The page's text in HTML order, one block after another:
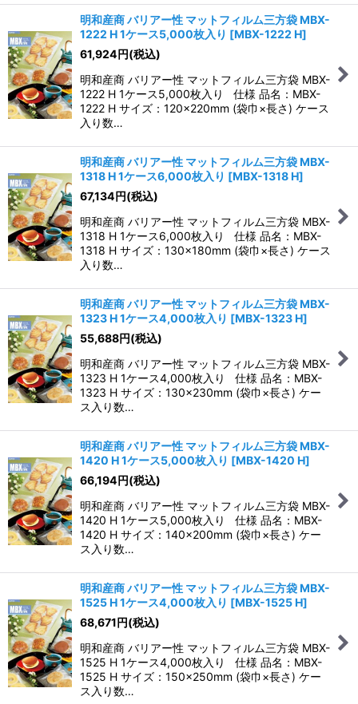
明和産商 バリアー性 マットフィルム三方袋 MBX-
1222 H 1ケース5,000枚入り [MBX-1222 H]
61,924円(税込)
明和産商 バリアー性 マットフィルム三方袋 MBX-
1222 H 1ケース5,000枚入り 仕様 品名：MBX-
1222 H サイズ：120×220mm (袋巾×長さ) ケース
入り数…
明和産商 バリアー性 マットフィルム三方袋 MBX-
1318 H 1ケース6,000枚入り [MBX-1318 H]
67,134円(税込)
明和産商 バリアー性 マットフィルム三方袋 MBX-
1318 H 1ケース6,000枚入り 仕様 品名：MBX-
1318 H サイズ：130×180mm (袋巾×長さ) ケース
入り数…
明和産商 バリアー性 マットフィルム三方袋 MBX-
1323 H 1ケース4,000枚入り [MBX-1323 H]
55,688円(税込)
明和産商 バリアー性 マットフィルム三方袋 MBX-
1323 H 1ケース4,000枚入り 仕様 品名：MBX-
1323 H サイズ：130×230mm (袋巾×長さ) ケー
ス入り数…
明和産商 バリアー性 マットフィルム三方袋 MBX-
1420 H 1ケース5,000枚入り [MBX-1420 H]
66,194円(税込)
明和産商 バリアー性 マットフィルム三方袋 MBX-
1420 H 1ケース5,000枚入り 仕様 品名：MBX-
1420 H サイズ：140×200mm (袋巾×長さ) ケー
ス入り数…
明和産商 バリアー性 マットフィルム三方袋 MBX-
1525 H 1ケース4,000枚入り [MBX-1525 H]
68,671円(税込)
明和産商 バリアー性 マットフィルム三方袋 MBX-
1525 H 1ケース4,000枚入り 仕様 品名：MBX-
1525 H サイズ：150×250mm (袋巾×長さ) ケー
ス入り数…